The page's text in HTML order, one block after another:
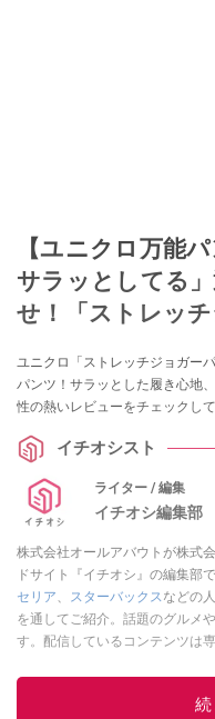
【ユニクロ万能
サラッとしてる
せ！「ストレッ
ユニクロ「ストレッチジョガー
パンツ！サラッとした履き心地
性の熱いレビューをチェックし
イチオシスト
ライター / 編集
イチオシ編集部
株式会社オールアバウトが株式
ドサイト『イチオシ』の編集部で
セリア、 スターバックスなどの
を通してご紹介。話題のグルメ
す。配信しているコンテンツは
ニュースでフォロー